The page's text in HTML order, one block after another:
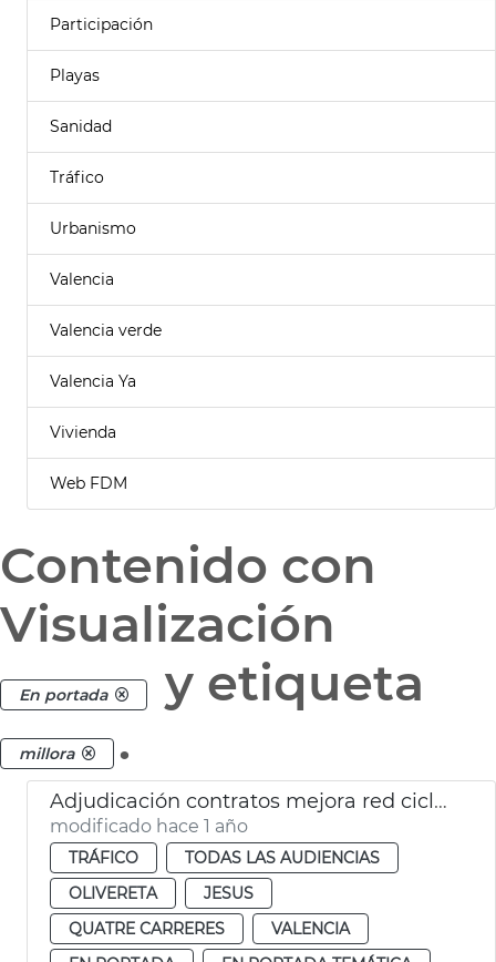
Participación
Playas
Sanidad
Tráfico
Urbanismo
Valencia
Valencia verde
Valencia Ya
Vivienda
Web FDM
Contenido con
Visualización
En portada y etiqueta
millora .
Adjudicación contratos mejora red ciclista en 4 distritos
modificado hace 1 año
TRÁFICO
TODAS LAS AUDIENCIAS
OLIVERETA
JESUS
QUATRE CARRERES
VALENCIA